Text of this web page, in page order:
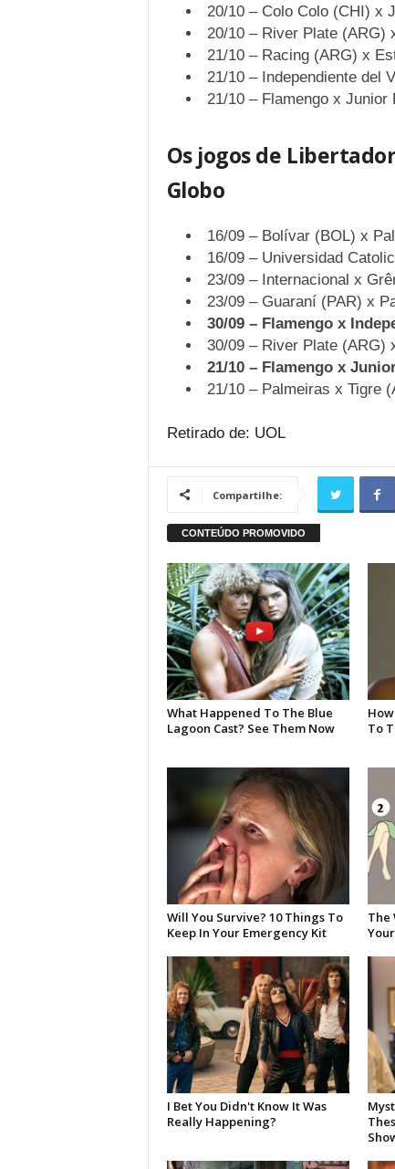
20/10 – Colo Colo (CHI) x
20/10 – River Plate (ARG)
21/10 – Racing (ARG) x
21/10 – Independiente del
21/10 – Flamengo x Junior
Os jogos de
Globo
16/09 – Bolívar (BOL) x
16/09 – Universidad
23/09 – Internacional x
23/09 – Guaraní (PAR) x
30/09 – Flamengo x
30/09 – River Plate (ARG)
21/10 – Flamengo x
21/10 – Palmeiras x Tigre
Retirado de: UOL
Compartilhe: